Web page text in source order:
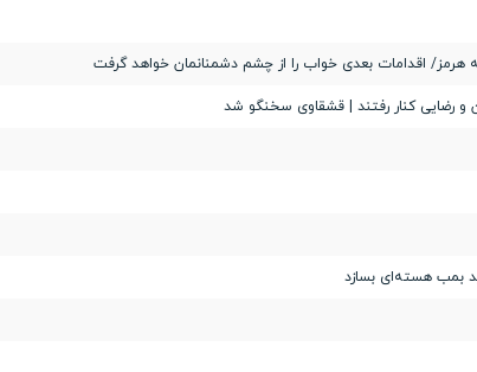
اقدامات بعدی خواب را از چشم دشمنانمان خواهد گرفت
رضایی کنار رفتند | قشقاوی سخنگو شد
بمب هسته‌ای بسازد